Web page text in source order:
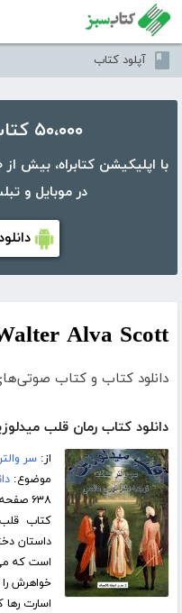
آپلود کتاب
۵۰،۰۰۰ کتاب در موبایل شما
در موبایل و
Alva Scott
دانلود کتاب و کتاب
دانلود کتاب رمان قلب
از:سر
موضوع:
۶۳۸ صفحه
کتاب قلب
داستان
است که
خواهرش
اسارت رها